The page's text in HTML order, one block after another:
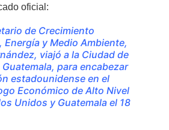
oficial:
de Crecimiento
Energía y Medio Ambiente,
viajó a la Ciudad de
para encabezar
estadounidense en el
Económico de Alto Nivel
Unidos y Guatemala el 18